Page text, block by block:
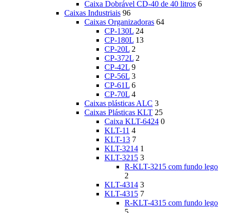
Caixa Dobrável CD-40 de 40 litros 6
Caixas Industriais 96
Caixas Organizadoras 64
CP-130L 24
CP-180L 13
CP-20L 2
CP-372L 2
CP-42L 9
CP-56L 3
CP-61L 6
CP-70L 4
Caixas plásticas ALC 3
Caixas Plásticas KLT 25
Caixa KLT-6424 0
KLT-11 4
KLT-13 7
KLT-3214 1
KLT-3215 3
R-KLT-3215 com fundo lego
2
KLT-4314 3
KLT-4315 7
R-KLT-4315 com fundo lego